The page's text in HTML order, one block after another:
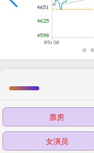
票房
女演员